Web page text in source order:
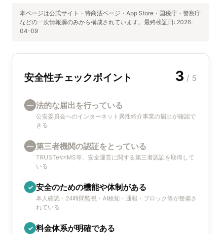
本ページは公式サイト・特商法ページ・App Store・国税庁・警察庁
などの一次情報源のみから構成されています。最終検証日: 2026-
04-09
安全性チェックポイント 3 / 5
— 法的な届出を行っている
公安委員会へのインターネット異性紹介事業の届出が確認で
きる
— 第三者機関の認証をとっている
TRUSTeやIMS等、安全運営に関する第三者認証を取得して
いる
✓ 安全のための機能や体制がある
本人確認・24時間監視・AI検知・通報・ブロック等が整備さ
れている
✓ 料金体系が明確である